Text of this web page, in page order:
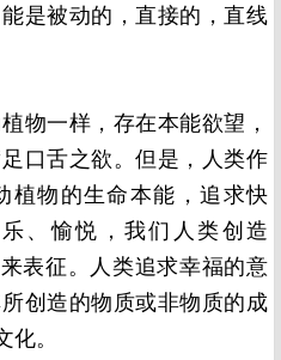
是被动的，直接的，直线
物一样，存在本能欲望，
口舌之欲。但是，人类作
植物的生命本能，追求快
、愉悦，我们人类创造
表征。人类追求幸福的意
创造的物质或非物质的成
化。